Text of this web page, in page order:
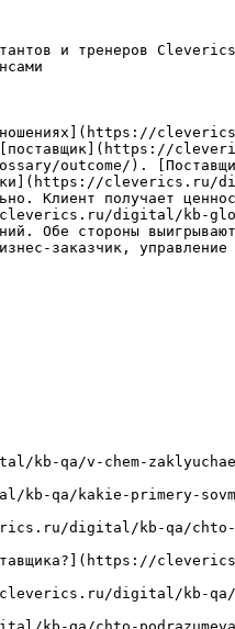
и тренеров
outcome/).
получает
digital/kb-
Обе стороны
заказчик,
kb-qa/v-chem-
kb-qa/kakie-primery-
digital/kb-qa/
поставщика?](https://
cleverics.ru/digital/kb-